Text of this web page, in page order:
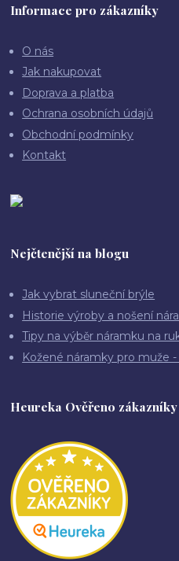
Informace pro zákazníky
O nás
Jak nakupovat
Doprava a platba
Ochrana osobních údajů
Obchodní podmínky
Kontakt
Nejčtenější na blogu
Jak vybrat sluneční brýle
Historie výroby a nošení
Tipy na výběr náramku na
Kožené náramky pro muže
Heureka Ověřeno zákazníky